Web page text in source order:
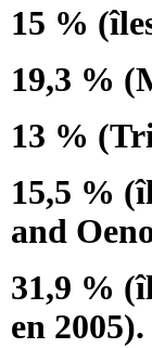
15 %
19,3 %
13 %
15,5 %
and
31,9 %
en 2005).